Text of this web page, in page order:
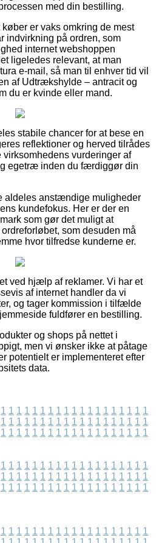
med din bestilling.
er vaks omkring de mest
indvirkning på ordren, som
internet webshoppen
ligeledes relevant, at man
e-mail, så man til enhver tid vil
af Udtrækshylde – antracit og
du er kvinde eller mand.
stabile chancer for at bese en
reflektioner og herved tilrådes
vurderinger af
egetræ inden du færdiggør din
aldeles anstændige muligheder
kundefokus. Her er der en
som gør det muligt at
som desuden må
hvor tilfredse kunderne er.
ved hjælp af reklamer. Vi har et
af internet handler da vi
og tager kommission i tilfælde
fuldfører en bestilling.
og shops på nettet i
men vi ønsker ikke at påtage
potentielt er implementeret efter
data.
1 1 1 1 1 1 1 1 1 1 1 1 1 1 1 1 1 1 1
1 1 1 1 1 1 1 1 1 1 1 1 1 1 1 1 1 1 1
1 1 1 1 1 1 1 1 1 1 1 1 1 1 1 1 1 1 1
1 1 1 1 1 1 1 1 1 1 1 1 1 1 1 1 1 1 1
1 1 1 1 1 1 1 1 1 1 1 1 1 1 1 1 1 1 1
1 1 1 1 1 1 1 1 1 1 1 1 1 1 1 1 1 1 1
1 1 1 1 1 1 1 1 1 1 1 1 1 1 1 1 1 1 1